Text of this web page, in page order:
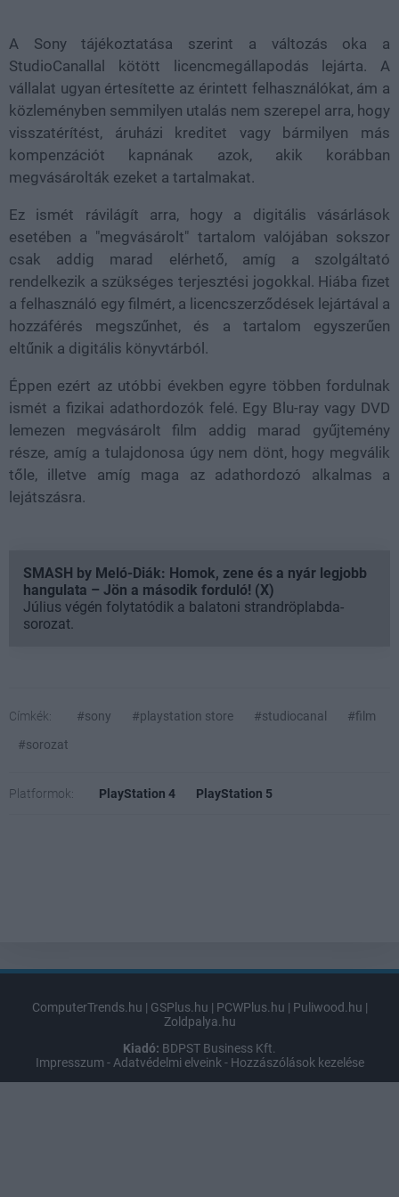
A Sony tájékoztatása szerint a változás oka a
StudioCanallal kötött licencmegállapodás lejárta. A
vállalat ugyan értesítette az érintett felhasználókat, ám a
közleményben semmilyen utalás nem szerepel arra, hogy
visszatérítést, áruházi kreditet vagy bármilyen más
kompenzációt kapnának azok, akik korábban
megvásárolták ezeket a tartalmakat.
Ez ismét rávilágít arra, hogy a digitális vásárlások
esetében a "megvásárolt" tartalom valójában sokszor
csak addig marad elérhető, amíg a szolgáltató
rendelkezik a szükséges terjesztési jogokkal. Hiába fizet
a felhasználó egy filmért, a licencszerződések lejártával a
hozzáférés megszűnhet, és a tartalom egyszerűen
eltűnik a digitális könyvtárból.
Éppen ezért az utóbbi években egyre többen fordulnak
ismét a fizikai adathordozók felé. Egy Blu-ray vagy DVD
lemezen megvásárolt film addig marad gyűjtemény
része, amíg a tulajdonosa úgy nem dönt, hogy megválik
tőle, illetve amíg maga az adathordozó alkalmas a
lejátszásra.
SMASH by Meló-Diák: Homok, zene és a nyár legjobb
hangulata – Jön a második forduló! (X)
Július végén folytatódik a balatoni strandröplabda-
sorozat.
Címkék: #sony #playstation store #studiocanal
#film
#sorozat
Platformok: PlayStation 4 PlayStation 5
ComputerTrends.hu | GSPlus.hu | PCWPlus.hu | Puliwood.hu |
Zoldpalya.hu
Kiadó: BDPST Business Kft.
Impresszum - Adatvédelmi elveink - Hozzászólások kezelése